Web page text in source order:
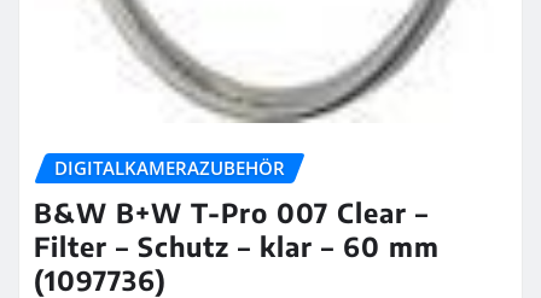
DIGITALKAMERAZUBEHÖR
B&W B+W T-Pro 007 Clear –
Filter – Schutz – klar – 60 mm
(1097736)